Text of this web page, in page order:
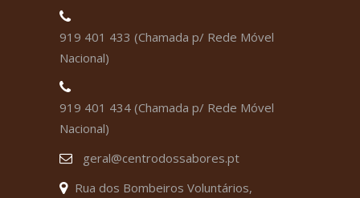
919 401 433 (Chamada p/ Rede Móvel
Nacional)
919 401 434 (Chamada p/ Rede Móvel
Nacional)
geral@centrodossabores.pt
Rua dos Bombeiros Voluntários,